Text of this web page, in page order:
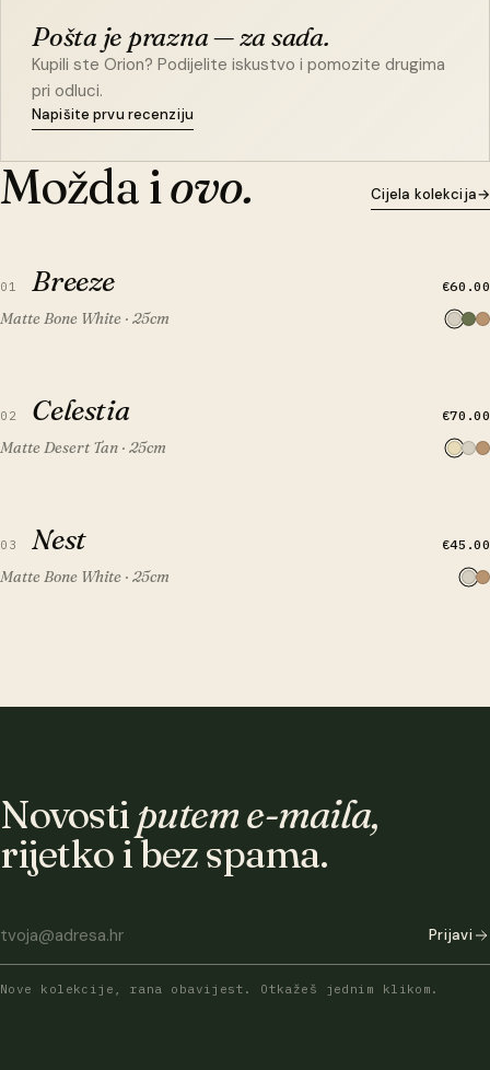
Pošta je prazna — za sada.
Kupili ste Orion? Podijelite iskustvo i pomozite drugima
pri odluci.
Napišite prvu recenziju
Možda iovo. Cijela kolekcija→
01 Breeze €60.00
Matte Bone White · 25cm
02 Celestia €70.00
Matte Desert Tan · 25cm
03 Nest €45.00
Matte Bone White · 25cm
Novosti putem e-maila,
rijetko i bez spama.
Prijavi
Nove kolekcije, rana obavijest. Otkažeš jednim klikom.